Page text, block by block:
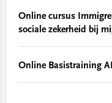
Online cursus
sociale zekerheid bij
Online Basistraining